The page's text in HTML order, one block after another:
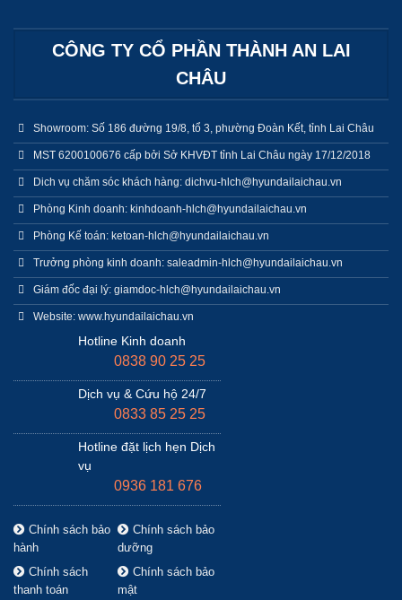
CÔNG TY CỔ PHẦN THÀNH AN LAI
CHÂU
Showroom: Số 186 đường 19/8, tổ 3, phường Đoàn Kết, tỉnh Lai Châu
MST 6200100676 cấp bởi Sở KHVĐT tỉnh Lai Châu ngày 17/12/2018
Dich vụ chăm sóc khách hàng: dichvu-hlch@hyundailaichau.vn
Phòng Kinh doanh: kinhdoanh-hlch@hyundailaichau.vn
Phòng Kế toán: ketoan-hlch@hyundailaichau.vn
Trưởng phòng kinh doanh: saleadmin-hlch@hyundailaichau.vn
Giám đốc đại lý: giamdoc-hlch@hyundailaichau.vn
Website: www.hyundailaichau.vn
Hotline Kinh doanh
0838 90 25 25
Dịch vụ & Cứu hộ 24/7
0833 85 25 25
Hotline đặt lịch hẹn Dịch
vụ
0936 181 676
Chính sách bảo
hành
Chính sách bảo
dưỡng
Chính sách
thanh toán
Chính sách bảo
mật